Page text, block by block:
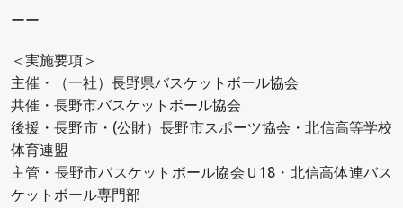
ーー
＜実施要項＞
主催・（一社）長野県バスケットボール協会
共催・長野市バスケットボール協会
後援・長野市・(公財）長野市スポーツ協会・北信高等学校
体育連盟
主管・長野市バスケットボール協会Ｕ18・北信高体連バス
ケットボール専門部